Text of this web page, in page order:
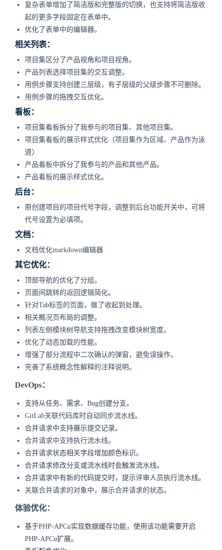
复杂表单增加了简洁版和完整版的切换，也支持将简洁版收
起的更多字段固定在表单中。
优化了表单中的编辑器。
相关列表：
项目集区分了产品视角和项目视角。
产品列表选择项目集的交互调整。
用例步骤支持创建三层级，有子层级的父级步骤不可删除。
用例步骤的拖拽交互优化。
看板：
项目集看板拆分了我参与的项目集、其他项目集。
项目集看板的展示样式优化（项目集作为区域、产品作为泳
道）
产品看板中拆分了我参与的产品和其他产品。
产品看板的展示样式优化。
后台：
原创建项目的项目代号字段，调整到后台功能开关中，可将
代号设置为必填项。
文档：
文档优化markdown编辑器
其它优化：
顶部导航的优化了分组。
页面间跳转的返回逻辑简化。
针对Tab标签的页面，做了收起到处理。
相关概况页布局的调整。
列表左侧模块树导航支持拖拽改变模块树宽度。
优化了动态加载的性能。
增强了部分流程中二次确认的弹窗，避免误操作。
完善了系统概念性解释的注释说明。
DevOps：
支持从任务、需求、Bug创建分支。
GitLab关联代码库时自动同步流水线。
合并请求中支持展示提交记录。
合并请求中支持执行流水线。
合并请求状态相关字段增加颜色标识。
合并请求修改分支或流水线时会触发流水线。
合并请求中有新的代码提交时，提示评审人员执行流水线。
关联合并请求的对象中，展示合并请求的状态。
体验优化：
基于PHP-APCu实现数据缓存功能，使用该功能需要开启
PHP-APCu扩展。